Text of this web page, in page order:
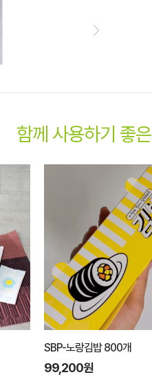
함께 사용하기 좋은
SBP-노랑김밥 800개
99,200원